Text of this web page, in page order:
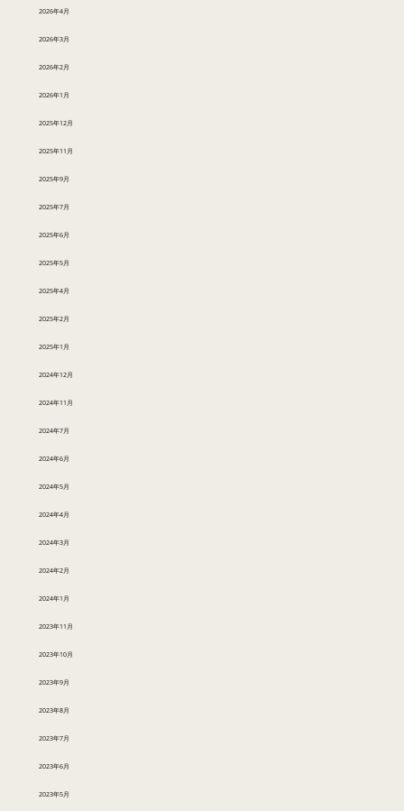
2026年4月
2026年3月
2026年2月
2026年1月
2025年12月
2025年11月
2025年9月
2025年7月
2025年6月
2025年5月
2025年4月
2025年2月
2025年1月
2024年12月
2024年11月
2024年7月
2024年6月
2024年5月
2024年4月
2024年3月
2024年2月
2024年1月
2023年11月
2023年10月
2023年9月
2023年8月
2023年7月
2023年6月
2023年5月